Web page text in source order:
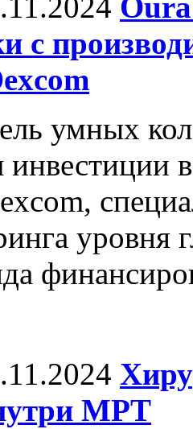
с
умных
инвестиции
уровня
МРТ